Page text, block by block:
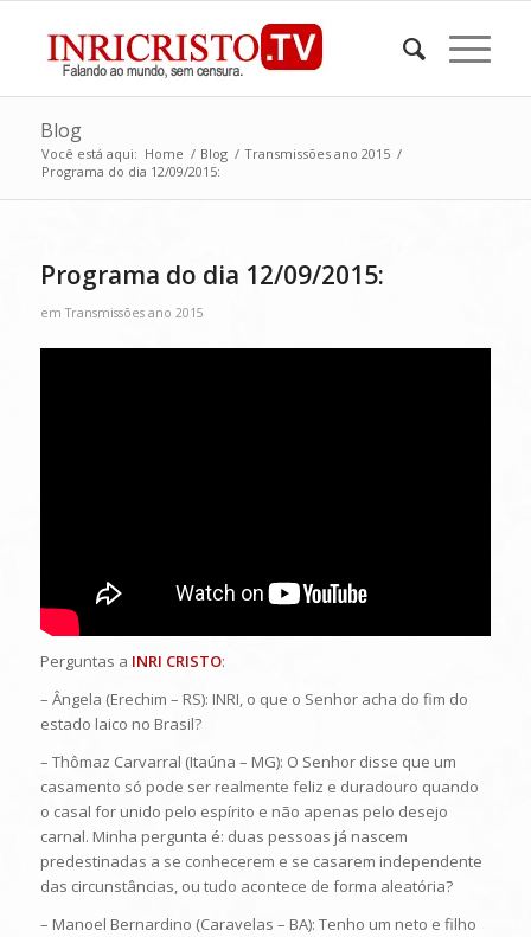
Blog
Você está aqui: Home / Blog / Transmissões ano 2015 /
Programa do dia 12/09/2015:
Programa do dia 12/09/2015:
emTransmissões ano 2015
Perguntas a INRI CRISTO:
– Ângela (Erechim – RS): INRI, o que o Senhor acha do fim do
estado laico no Brasil?
– Thômaz Carvarral (Itaúna – MG): O Senhor disse que um
casamento só pode ser realmente feliz e duradouro quando
o casal for unido pelo espírito e não apenas pelo desejo
carnal. Minha pergunta é: duas pessoas já nascem
predestinadas a se conhecerem e se casarem independente
das circunstâncias, ou tudo acontece de forma aleatória?
– Manoel Bernardino (Caravelas – BA): Tenho um neto e filho